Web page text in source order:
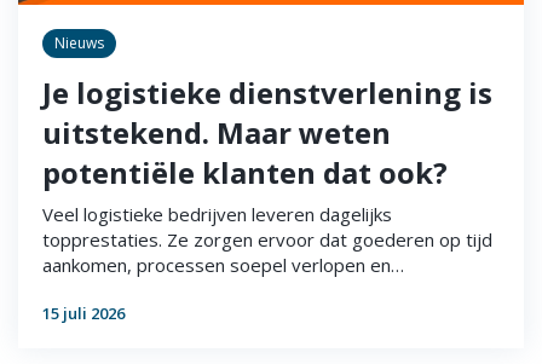
Nieuws
Je logistieke dienstverlening is
uitstekend. Maar weten
potentiële klanten dat ook?
Veel logistieke bedrijven leveren dagelijks
topprestaties. Ze zorgen ervoor dat goederen op tijd
aankomen, processen soepel verlopen en…
15 juli 2026